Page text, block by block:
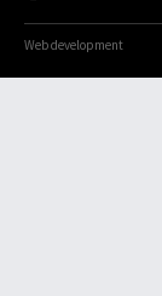
Web development